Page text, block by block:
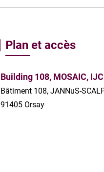
Plan et accès
Building 108, MOSAIC,
Bâtiment 108, JANNuS-
91405 Orsay